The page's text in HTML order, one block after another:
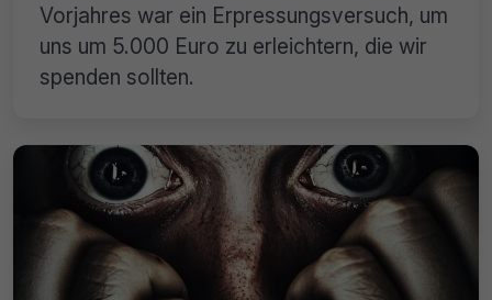
Vorjahres war ein Erpressungsversuch, um
uns um 5.000 Euro zu erleichtern, die wir
spenden sollten.